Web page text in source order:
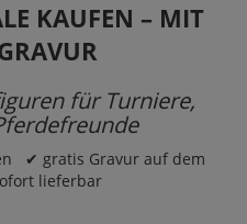
KAUFEN – MIT
für Turniere,
✔ gratis Gravur auf dem
lieferbar